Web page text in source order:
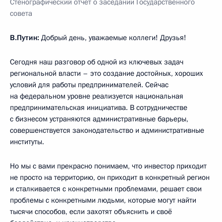
совета
В.Путин: Добрый день, уважаемые коллеги! Друзья!
Сегодня наш разговор об одной из ключевых задач
региональной власти – это создание достойных, хороших
условий для работы предпринимателей. Сейчас
на федеральном уровне реализуется национальная
предпринимательская инициатива. В сотрудничестве
с бизнесом устраняются административные барьеры,
совершенствуется законодательство и административные
институты.
Но мы с вами прекрасно понимаем, что инвестор приходит
не просто на территорию, он приходит в конкретный регион
и сталкивается с конкретными проблемами, решает свои
проблемы с конкретными людьми, которые могут найти
тысячи способов, если захотят объяснить и своё